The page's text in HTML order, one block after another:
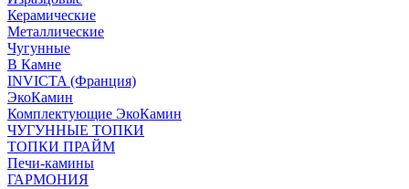
Керамические
Металлические
Чугунные
В Камне
INVICTA (Франция)
ЭкоКамин
Комплектующие ЭкоКамин
ЧУГУННЫЕ ТОПКИ
ТОПКИ ПРАЙМ
Печи-камины
ГАРМОНИЯ